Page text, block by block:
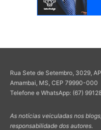
Rua Sete de Setembro, 3029,
Amambai, MS, CEP 79990-000
Telefone e WhatsApp: (67)
As notícias veiculadas nos
responsabilidade dos autores.